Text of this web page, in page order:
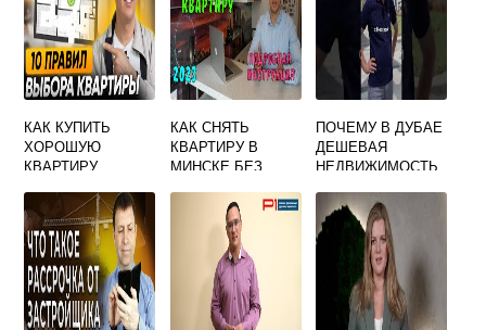
КАК КУПИТЬ
ХОРОШУЮ
КВАРТИРУ
КАК СНЯТЬ
КВАРТИРУ В
МИНСКЕ БЕЗ
ПОЧЕМУ В ДУБАЕ
ДЕШЕВАЯ
НЕДВИЖИМОСТЬ